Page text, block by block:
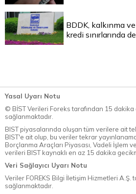
BDDK, kalkınma
kredi sınırlarında
Yasal Uyarı Notu
© BİST Verileri Foreks tarafından 15 dakika
sağlanmaktadır.
BIST piyasalarında oluşan tüm verilere ait
BIST'e ait olup, bu veriler tekrar
Borçlanma Araçları Piyasası, Vadeli İşlem
verileri BIST kaynaklı en az 15 dakika
Veri Sağlayıcı Uyarı Notu
Veriler FOREKS Bilgi İletişim Hizmetleri A.Ş.
sağlanmaktadır.